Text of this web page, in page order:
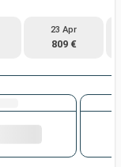
23 Apr
809 €